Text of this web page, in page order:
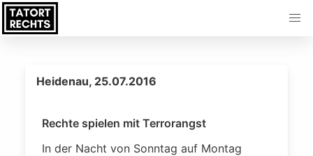
Heidenau, 25.07.2016
Rechte spielen mit Terrorangst
In der Nacht von Sonntag auf Montag